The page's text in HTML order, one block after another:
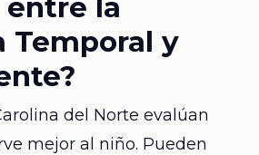
la
Temporal y
del Norte evalúan
mejor al niño. Pueden